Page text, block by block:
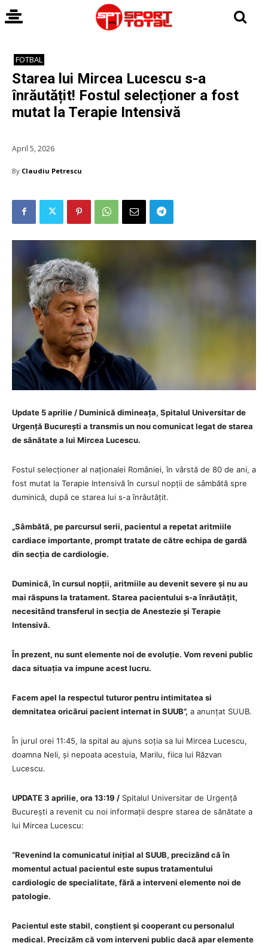
FOTBAL
Starea lui Mircea Lucescu s-a
înrăutățit! Fostul selecționer a fost
mutat la Terapie Intensivă
April 5, 2026
By Claudiu Petrescu
Update 5 aprilie / Duminică dimineața, Spitalul Universitar de
Urgență București a transmis un nou comunicat legat de starea
de sănătate a lui Mircea Lucescu.
Fostul selecționer al naționalei României, în vârstă de 80 de ani, a
fost mutat la Terapie Intensivă în cursul nopții de sâmbătă spre
duminică, după ce starea lui s-a înrăutățit.
„Sâmbătă, pe parcursul serii, pacientul a repetat aritmiile
cardiace importante, prompt tratate de către echipa de gardă
din secția de cardiologie.
Duminică, în cursul nopții, aritmiile au devenit severe și nu au
mai răspuns la tratament. Starea pacientului s-a înrăutățit,
necesitând transferul in secția de Anestezie și Terapie
Intensivă.
În prezent, nu sunt elemente noi de evoluție. Vom reveni public
daca situația va impune acest lucru.
Facem apel la respectul tuturor pentru intimitatea si
demnitatea oricărui pacient internat in SUUB”, a anunțat SUUB.
În jurul orei 11:45, la spital au ajuns soția sa lui Mircea Lucescu,
doamna Neli, și nepoata acestuia, Marilu, fiica lui Răzvan
Lucescu.
UPDATE 3 aprilie, ora 13:19 / Spitalul Universitar de Urgență
București a revenit cu noi informații despre starea de sănătate a
lui Mircea Lucescu:
“Revenind la comunicatul inițial al SUUB, precizând că în
momentul actual pacientul este supus tratamentului
cardiologic de specialitate, fără a interveni elemente noi de
patologie.
Pacientul este stabil, conștient și cooperant cu personalul
medical. Precizăm că vom interveni public dacă apar elemente